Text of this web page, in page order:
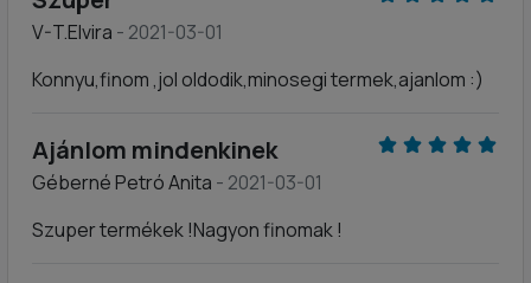
V-T.Elvira - 2021-03-01
Konnyu,finom ,jol oldodik,minosegi termek,ajanlom :)
Ajánlom mindenkinek
Géberné Petró Anita - 2021-03-01
Szuper termékek !Nagyon finomak !